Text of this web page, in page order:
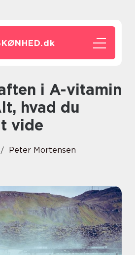
dk
hvad du
vide
Peter Mortensen